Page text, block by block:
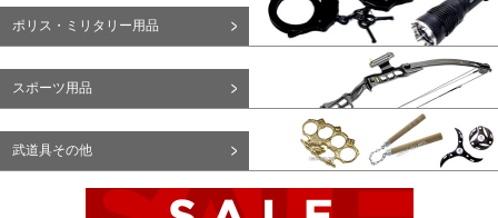
ポリス・ミリタリー用品
スポーツ用品
武道具その他